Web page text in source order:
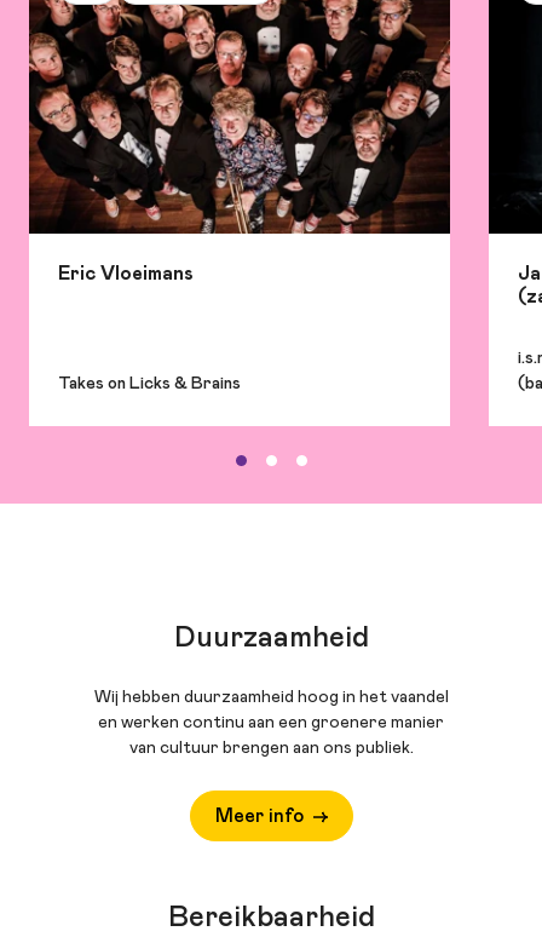
Eric Vloeimans
Takes on Licks & Brains
Duurzaamheid
Wij hebben duurzaamheid hoog in het vaandel
en werken continu aan een groenere manier
van cultuur brengen aan ons publiek.
Meer info
Bereikbaarheid